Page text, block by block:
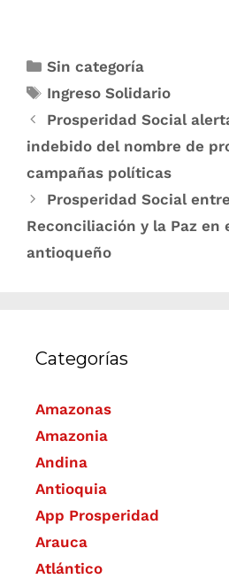
Sin categoría
Ingreso Solidario
Prosperidad Social
indebido del nombre de
campañas políticas
Prosperidad Social
Reconciliación y la Paz en
antioqueño
Categorías
Amazonas
Amazonia
Andina
Antioquia
App Prosperidad
Arauca
Atlántico